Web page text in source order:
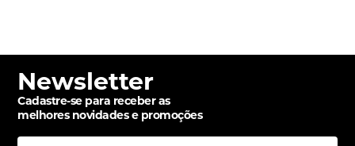
Newsletter
Cadastre-se para receber as
melhores novidades e promoções